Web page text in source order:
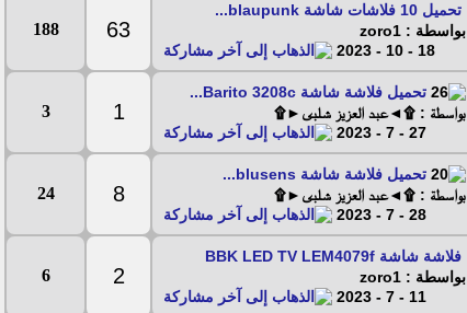
تحميل 10 فلاشات شاشة blaupunk...
بواسطة : zoro1
18 - 10 - 2023
63
188
تحميل فلاشة شاشة Barito 3208c...
بواسطة : ۩◄عبد العزيز شلبى►۩
27 - 7 - 2023
1
3
تحميل فلاشة شاشة blusens...
بواسطة : ۩◄عبد العزيز شلبى►۩
28 - 7 - 2023
8
24
فلاشة شاشة BBK LED TV LEM4079f
بواسطة : zoro1
11 - 7 - 2023
2
6